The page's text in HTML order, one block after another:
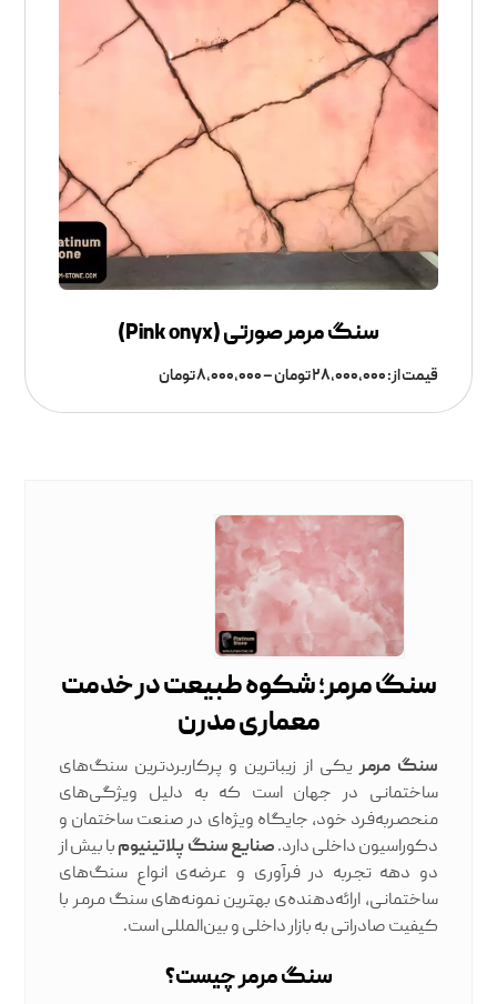
سنگ مرمر صورتی (Pink onyx)
قیمت از:۲۸,۰۰۰,۰۰۰تومان–۸,۰۰۰,۰۰۰تومان
سنگ مرمر؛ شکوه طبیعت در خدمت
معماری مدرن
سنگ مرمریکی از زیباترین و پرکاربردترین سنگ‌های
ساختمانی در جهان است که به دلیل ویژگی‌های
منحصربه‌فرد خود، جایگاه ویژه‌ای در صنعت ساختمان و
دکوراسیون داخلی دارد.صنایع سنگ پلاتینیومبا بیش از
دو دهه تجربه در فرآوری و عرضه‌ی انواع سنگ‌های
ساختمانی، ارائه‌دهنده‌ی بهترین نمونه‌های سنگ مرمر با
کیفیت صادراتی به بازار داخلی و بین‌المللی است.
سنگ مرمر چیست؟